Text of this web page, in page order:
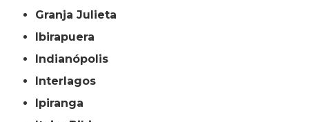
Granja Julieta
Ibirapuera
Indianópolis
Interlagos
Ipiranga